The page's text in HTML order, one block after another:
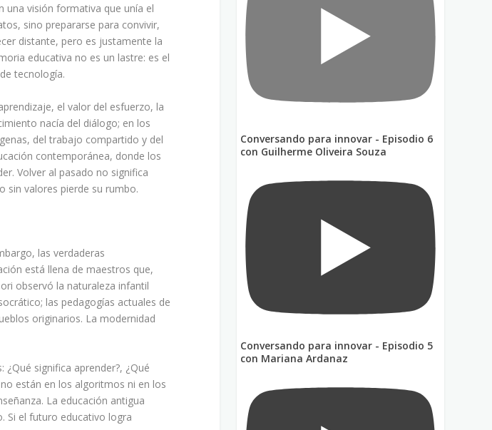
una visión formativa que unía el
sino prepararse para convivir,
distante, pero es justamente la
educativa no es un lastre: es el
tecnología.
el valor del esfuerzo, la
nacía del diálogo; en los
del trabajo compartido y del
contemporánea, donde los
Volver al pasado no significa
sin valores pierde su rumbo.
las verdaderas
está llena de maestros que,
observó la naturaleza infantil
las pedagogías actuales de
originarios. La modernidad
significa aprender?, ¿Qué
están en los algoritmos ni en los
La educación antigua
Si el futuro educativo logra
Conversando para innovar - Episodio 6
con Guilherme Oliveira Souza
Conversando para innovar - Episodio 5
con Mariana Ardanaz